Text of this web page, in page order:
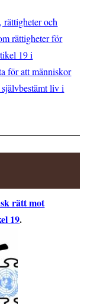
och
rättigheter för
19 i
för att människor
liv i
rätt mot
19.